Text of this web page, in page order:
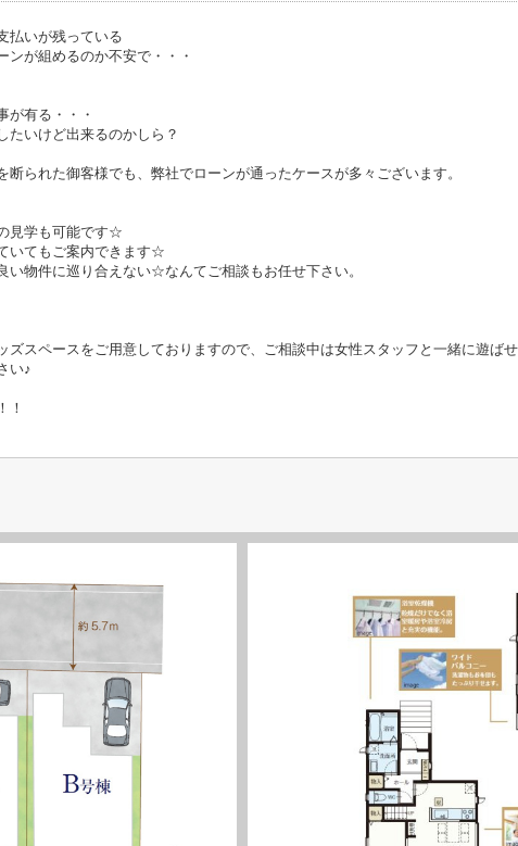
払いが残っている
ンが組めるのか不安で・・・
が有る・・・
たいけど出来るのかしら？
られた御客様でも、弊社でローンが通ったケースが多々ございます。
見学も可能です☆
いてもご案内できます☆
物件に巡り合えない☆なんてご相談もお任せ下さい。
ズスペースをご用意しておりますので、ご相談中は女性スタッフと一緒に遊ば
い♪
！